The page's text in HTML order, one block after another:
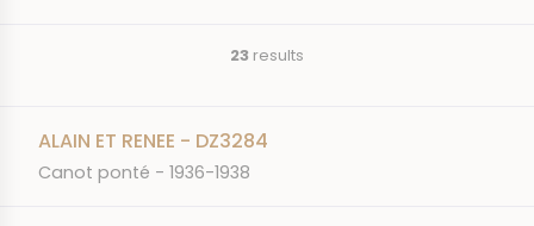
23 results
ALAIN ET RENEE - DZ3284
Canot ponté - 1936-1938